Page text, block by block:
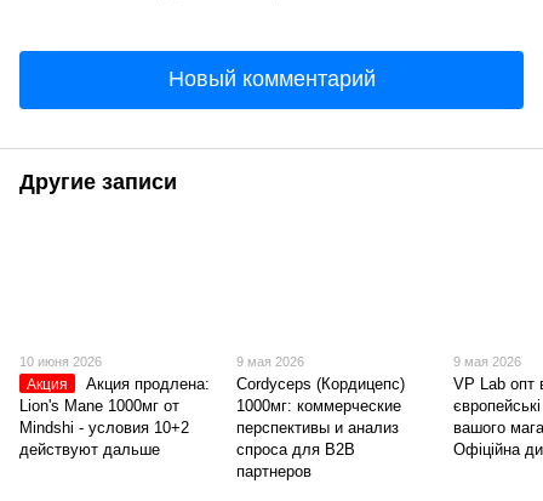
Новый комментарий
Другие записи
10 июня 2026
Акция
Акция продлена:
Lion's Mane 1000мг от
Mindshi - условия 10+2
действуют дальше
9 мая 2026
Cordyceps (Кордицепс)
1000мг: коммерческие
перспективы и анализ
спроса для B2B
партнеров
9 мая 2026
VP Lab опт
вашого
Офіційна